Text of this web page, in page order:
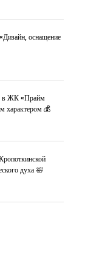
оснащение
в ЖК «Прайм
характером 💰
духа 🛀